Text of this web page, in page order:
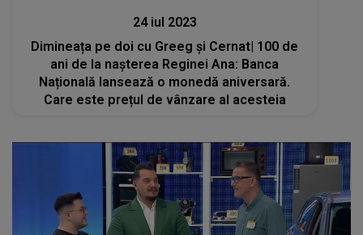
24 iul 2023
Dimineața pe doi cu Greeg și Cernat| 100 de
ani de la nașterea Reginei Ana: Banca
Națională lansează o monedă aniversară.
Care este prețul de vânzare al acesteia